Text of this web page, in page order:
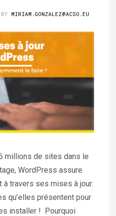
BY MIRIAM.GONZALEZ@ACSO.EU
millions de sites dans le
WordPress assure
à travers ses mises à jour.
qu’elles présentent pour
installer ! Pourquoi